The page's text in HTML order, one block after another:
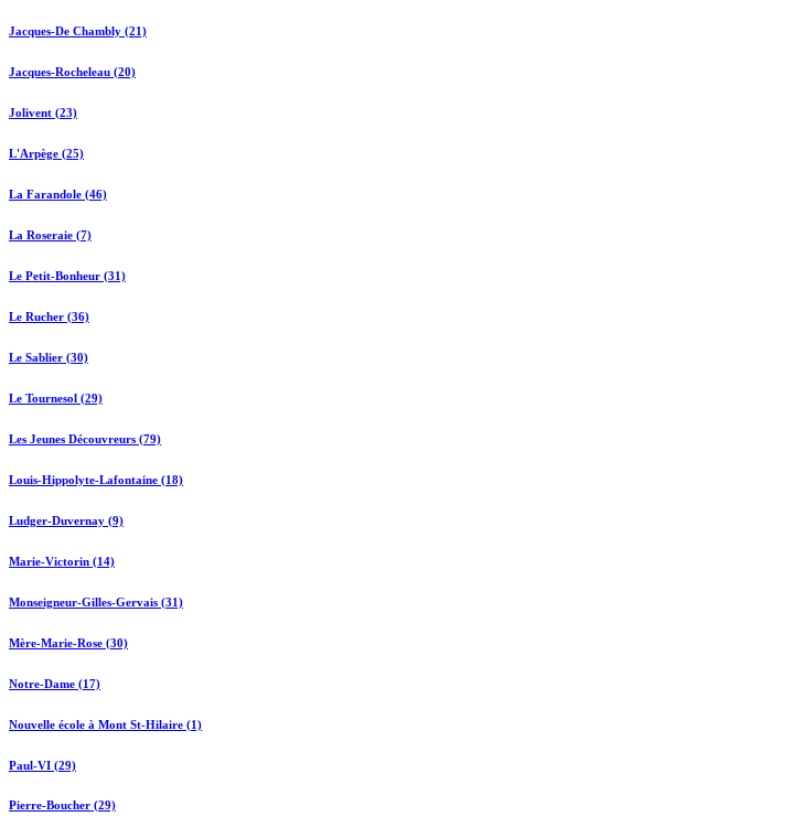
Jacques-De Chambly (21)
Jacques-Rocheleau (20)
Jolivent (23)
L'Arpège (25)
La Farandole (46)
La Roseraie (7)
Le Petit-Bonheur (31)
Le Rucher (36)
Le Sablier (30)
Le Tournesol (29)
Les Jeunes Découvreurs (79)
Louis-Hippolyte-Lafontaine (18)
Ludger-Duvernay (9)
Marie-Victorin (14)
Monseigneur-Gilles-Gervais (31)
Mère-Marie-Rose (30)
Notre-Dame (17)
Nouvelle école à Mont St-Hilaire (1)
Paul-VI (29)
Pierre-Boucher (29)